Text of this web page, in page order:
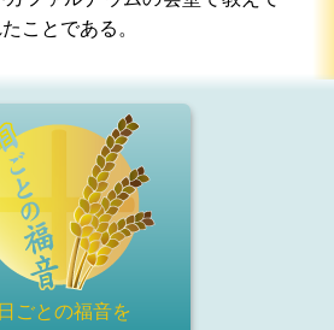
ことである。
日ごとの福音を